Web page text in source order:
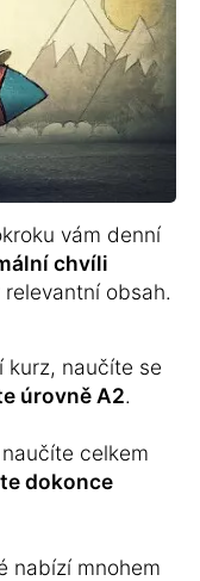
vám denní
chvíli
obsah.
kurz, naučíte se
úrovně A2.
celkem
dokonce
nabízí mnohem